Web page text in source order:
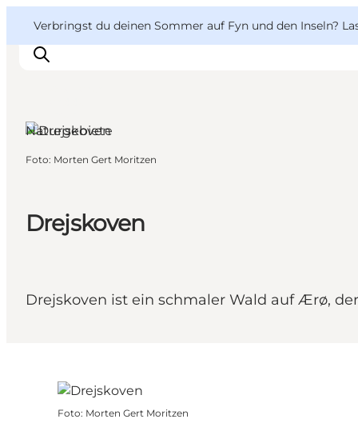
Verbringst du deinen Sommer auf Fyn und den Inseln?
Essen & trinken
Übernachtung
VisitFyn
Deutsch
Drejskoven
Drejskoven ist ein schmaler Wald auf Ærø,
Naturgebiete
Foto: Morten Gert Moritzen
Foto: Morten Gert Moritzen